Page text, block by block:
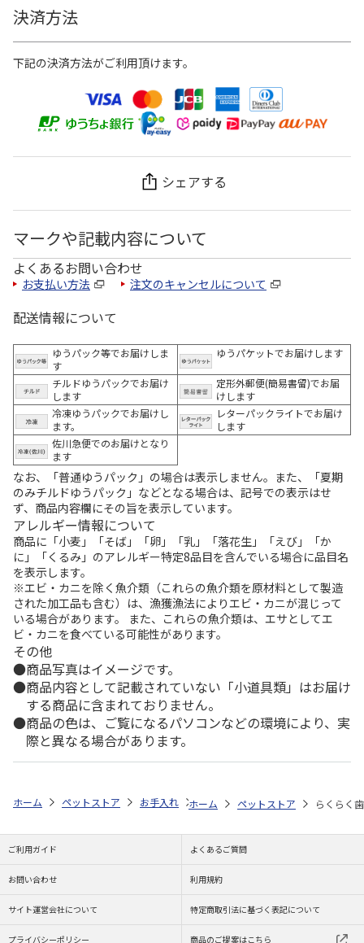
決済方法
下記の決済方法がご利用頂けます。
シェアする
マークや記載内容について
よくあるお問い合わせ
お支払い方法 注文のキャンセルについて
配送情報について
ゆうパック等でお届けしま
す
ゆうパケットでお届けします
チルドゆうパックでお届け
します
定形外郵便(簡易書留)でお届
けします
冷凍ゆうパックでお届けし
ます。
レターパックライトでお届け
します
佐川急便でのお届けとなり
ます
なお、「普通ゆうパック」の場合は表示しません。また、「夏期
のみチルドゆうパック」などとなる場合は、記号での表示はせ
ず、商品内容欄にその旨を表示しています。
アレルギー情報について
商品に「小麦」「そば」「卵」「乳」「落花生」「えび」「か
に」「くるみ」のアレルギー特定8品目を含んでいる場合に品目名
を表示します。
※エビ・カニを除く魚介類（これらの魚介類を原材料として製造
された加工品も含む）は、漁獲漁法によりエビ・カニが混じって
いる場合があります。 また、これらの魚介類は、エサとしてエ
ビ・カニを食べている可能性があります。
その他
商品写真はイメージです。
商品内容として記載されていない「小道具類」はお届け
する商品に含まれておりません。
商品の色は、ご覧になるパソコンなどの環境により、実
際と異なる場合があります。
ホーム ペットストア お手入れ デンタル用品（猫用） らくらく
ホーム ペットストア らくらく
ご利用ガイド よくあるご質問
お問い合わせ 利用規約
サイト運営会社について 特定商取引法に基づく表記について
プライバシーポリシー 商品のご提案はこちら